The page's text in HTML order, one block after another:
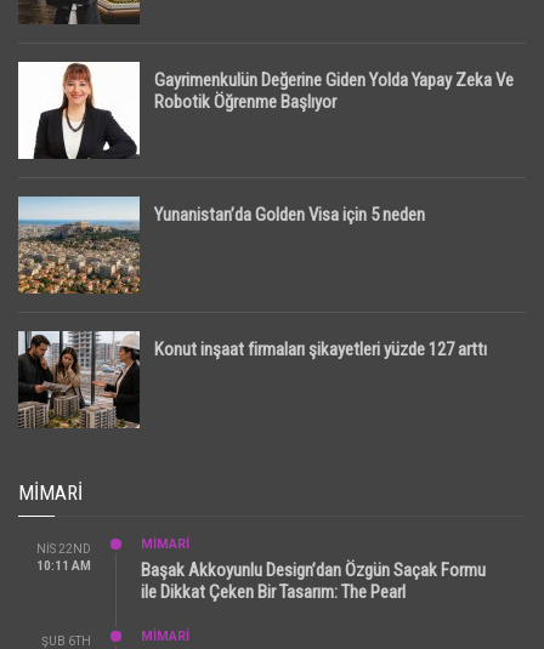
Gayrimenkulün Değerine Giden Yolda Yapay Zeka Ve
Robotik Öğrenme Başlıyor
Yunanistan’da Golden Visa için 5 neden
Konut inşaat firmaları şikayetleri yüzde 127 arttı
MIMARI
NIS 22ND
10:11 AM
MİMARİ
Başak Akkoyunlu Design’dan Özgün Saçak Formu
ile Dikkat Çeken Bir Tasarım: The Pearl
ŞUB 6TH
MİMARİ